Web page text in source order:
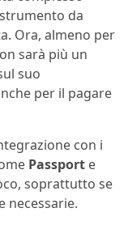
da
Ora, almeno per
sarà più un
suo
per il pagare
con i
Passport e
soprattutto se
necessarie.